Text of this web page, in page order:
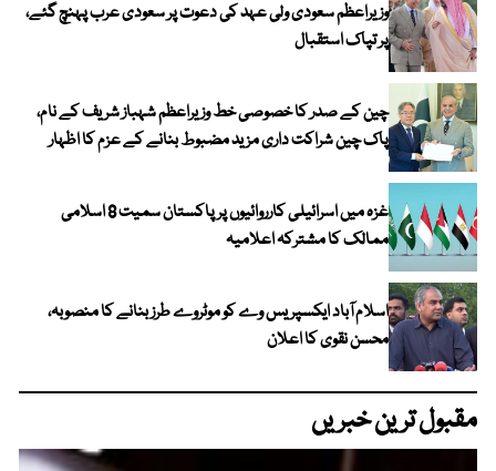
وزیراعظم سعودی ولی عہد کی دعوت پر سعودی عرب پہنچ گئے،
پر تپاک استقبال
چین کے صدر کا خصوصی خط وزیراعظم شہباز شریف کے نام،
پاک چین شراکت داری مزید مضبوط بنانے کے عزم کا اظہار
غزہ میں اسرائیلی کارروائیوں پر پاکستان سمیت 8 اسلامی
ممالک کا مشترکہ اعلامیہ
اسلام آباد ایکسپریس وے کو موٹروے طرز بنانے کا منصوبہ،
محسن نقوی کا اعلان
مقبول ترین خبریں